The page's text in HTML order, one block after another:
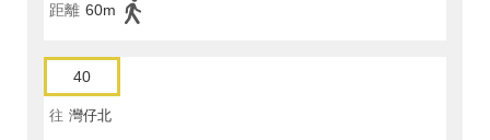
距離 60m
40
往 灣仔北